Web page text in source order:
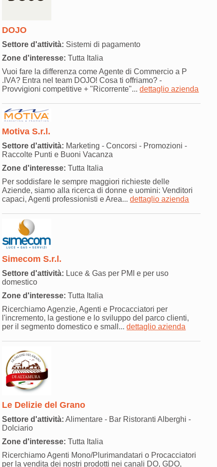
DOJO
Settore d'attività: Sistemi di pagamento
Zone d'interesse: Tutta Italia
Vuoi fare la differenza come Agente di Commercio a P
.IVA? Entra nel team DOJO! Cosa ti offriamo? -
Provvigioni competitive + "Ricorrente"...dettaglio azienda
Motiva S.r.l.
Settore d'attività: Marketing - Concorsi - Promozioni -
Raccolte Punti e Buoni Vacanza
Zone d'interesse: Tutta Italia
Per soddisfare le sempre maggiori richieste delle
Aziende, siamo alla ricerca di donne e uomini: Venditori
capaci, Agenti professionisti e Area...dettaglio azienda
Simecom S.r.l.
Settore d'attività: Luce & Gas per PMI e per uso
domestico
Zone d'interesse: Tutta Italia
Ricerchiamo Agenzie, Agenti e Procacciatori per
l'incremento, la gestione e lo sviluppo del parco clienti,
per il segmento domestico e small...dettaglio azienda
Le Delizie del Grano
Settore d'attività: Alimentare - Bar Ristoranti Alberghi -
Dolciario
Zone d'interesse: Tutta Italia
Ricerchiamo Agenti Mono/Plurimandatari o Procacciatori
per la vendita dei nostri prodotti nei canali DO, GDO,